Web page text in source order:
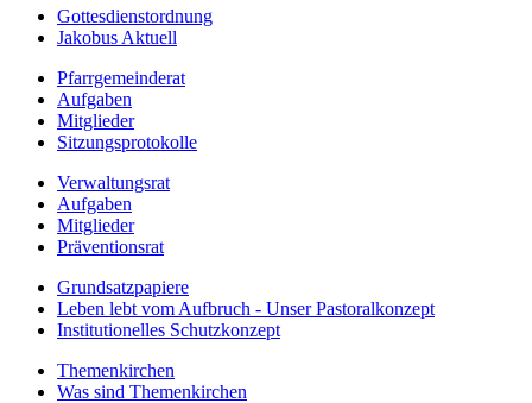
Gottesdienstordnung
Jakobus Aktuell
Pfarrgemeinderat
Aufgaben
Mitglieder
Sitzungsprotokolle
Verwaltungsrat
Aufgaben
Mitglieder
Präventionsrat
Grundsatzpapiere
Leben lebt vom Aufbruch - Unser Pastoralkonzept
Institutionelles Schutzkonzept
Themenkirchen
Was sind Themenkirchen